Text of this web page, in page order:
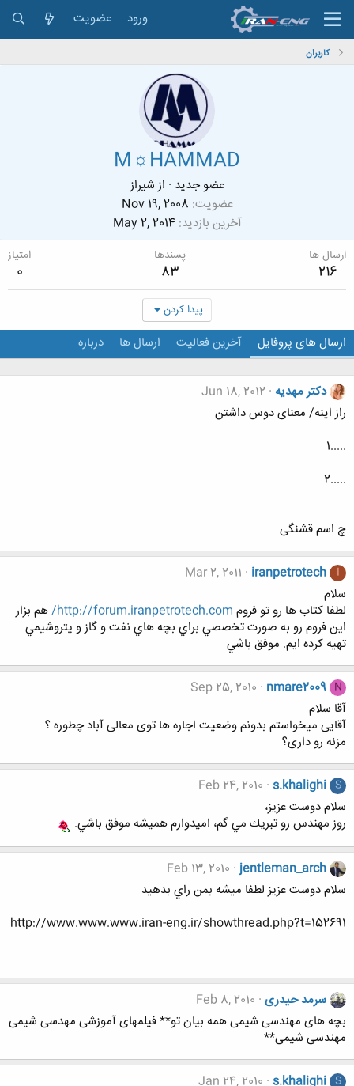
ورود عضویت
کاربران
M☼HAMMAD
عضو جدید · ازشیراز
عضویت Nov 19, 2008
آخرین بازدید May 2, 2014
ارسال ها
216
پسندها
83
امتیاز
0
پیدا کردن
ارسال های پروفایل آخرین فعالیت ارسال ها درباره
دکتر مهدیه Jun 18, 2012
راز اینه/ معنای دوس داشتن
.....1
.....2
چ اسم قشنگی
I
iranpetrotech
Mar 2, 2011
سلام
لطفا كتاب ها رو تو فروم http://forum.iranpetrotech.com/ هم بزار
اين فروم رو به صورت تخصصي براي بچه هاي نفت و گاز و پتروشيمي
تهيه كرده ايم. موفق باشي
N
nmare2009
Sep 25, 2010
آقا سلام
آقایی میخواستم بدونم وضعیت اجاره ها توی معالی آباد چطوره ؟
مزنه رو داری؟
S
s.khalighi
Feb 24, 2010
سلام دوست عزيز،
روز مهندس رو تبريك مي گم، اميدوارم هميشه موفق باشي.
jentleman_arch
Feb 13, 2010
سلام دوست عزيز لطفا ميشه بمن راي بدهيد
http://www.www.www.iran-eng.ir/showthread.php?t=152691
سرمد حیدری Feb 8, 2010
بچه های مهندسی شیمی همه بیان تو** فیلمهای آموزشی مهدسی شیمی
مهندسی شیمی**
S
s.khalighi
Jan 24, 2010